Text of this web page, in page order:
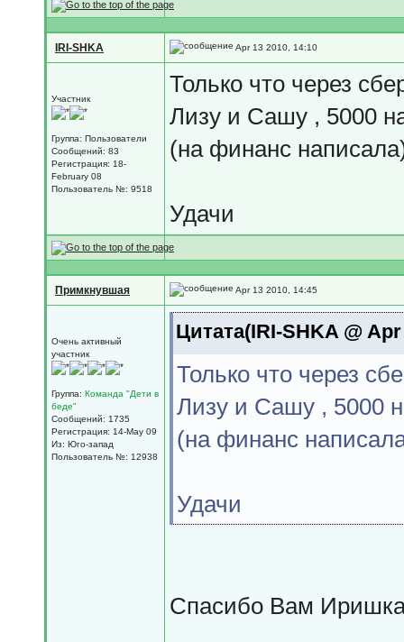
IRI-SHKA Apr 13 2010, 14:10
Участник
Группа: Пользователи
Сообщений: 83
Регистрация: 18-
February 08
Пользователь №: 9518
Только что через
Лизу и Сашу , 5000
(на финанс
Удачи
Примкнувшая Apr 13 2010, 14:45
Очень активный
участник
Группа: Команда "Дети в
беде"
Сообщений: 1735
Регистрация: 14-May 09
Из: Юго-запад
Пользователь №: 12938
Цитата(IRI-SHKA @
Только что через
Лизу и Сашу , 5000
(на финанс
Удачи
Спасибо Вам